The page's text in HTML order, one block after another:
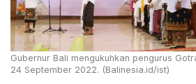
Gubernur Bali mengukuhkan pengurus
24 September 2022. (Balinesia.id/ist)